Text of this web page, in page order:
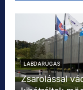
LABDARÚGÁS
Zsarolással